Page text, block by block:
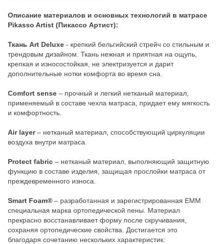
Описание материалов и основных технологий в матрасе
Pikasso Artist (Пикассо Артист):
Ткань Art Deluxe - крепкий бельгийский стрейч со стильным и
трендовым дизайном. Ткань нежная и приятная на ощупь,
крепкая и износостойкая, не электризуется и дарит
дополнительные нотки комфорта во время сна.
Comfort sense – прочный и легкий нетканый материал,
применяемый в составе чехла матраса, придает ему мягкость
и комфортность.
Air layer– нетканый материал, способствующий циркуляции
воздуха внутри матраса.
Protect fabric – нетканый материал, выполняющий защитную
функцию в составе изделия, защищая прослойки матраса от
преждевременного износа.
Smart Foam® – разработанная и зарегистрированная ЕММ
специальная марка ортопедической пены. Материал
прекрасно восстанавливает форму после скручивания,
сохраняя ортопедические свойства. Достигается это
благодаря сочетанию нескольких характеристик: